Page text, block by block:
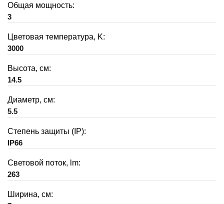
Общая мощность:
3
Цветовая температура, K:
3000
Высота, см:
14.5
Диаметр, см:
5.5
Степень защиты (IP):
IP66
Световой поток, lm:
263
Ширина, см: